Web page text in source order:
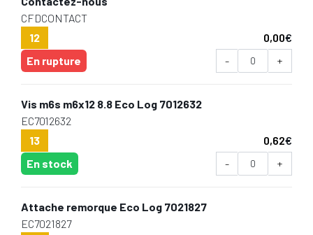
CFDCONTACT
12
0,00€
En rupture
- +
Vis m6s m6x12 8.8 Eco Log 7012632
EC7012632
13
0,62€
En stock
- +
Attache remorque Eco Log 7021827
EC7021827